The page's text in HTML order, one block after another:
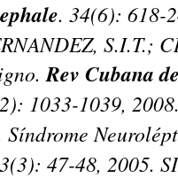
. 34(6): 618-
S.I.T.;
Rev Cubana
1033-1039,
Síndrome
47-48, 2005.